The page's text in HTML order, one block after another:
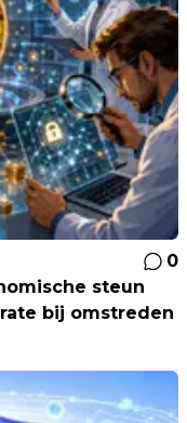
0
steun
bij omstreden